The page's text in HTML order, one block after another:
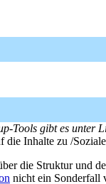
Tools gibt es unter
die Inhalte zu /
die Struktur und
nicht ein Sonderfall